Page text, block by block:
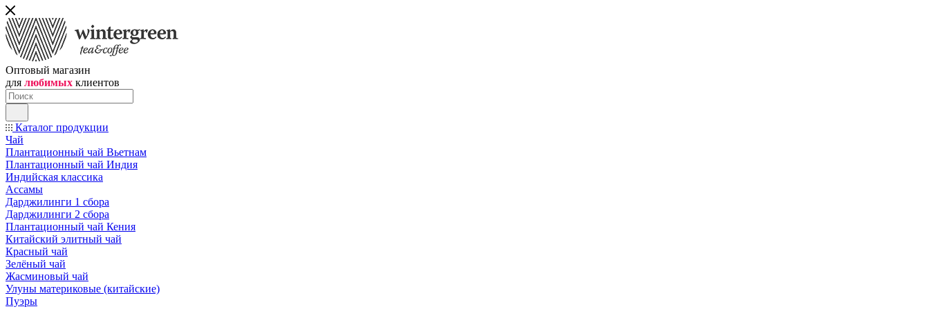
Оптовый магазин
для любимых клиентов
Каталог продукции
Чай
Плантационный чай Вьетнам
Плантационный чай Индия
Индийская классика
Ассамы
Дарджилинги 1 сбора
Дарджилинги 2 сбора
Плантационный чай Кения
Китайский элитный чай
Красный чай
Зелёный чай
Жасминовый чай
Улуны материковые (китайские)
Пуэры